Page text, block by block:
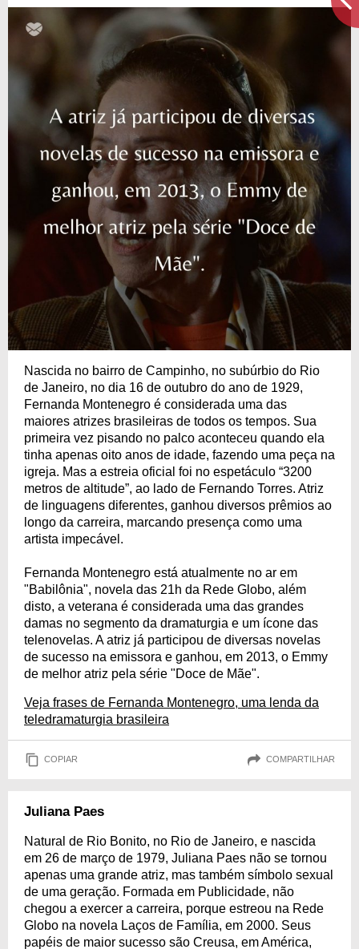
Nascida no bairro de Campinho, no subúrbio do Rio
de Janeiro, no dia 16 de outubro do ano de 1929,
Fernanda Montenegro é considerada uma das
maiores atrizes brasileiras de todos os tempos. Sua
primeira vez pisando no palco aconteceu quando ela
tinha apenas oito anos de idade, fazendo uma peça na
igreja. Mas a estreia oficial foi no espetáculo “3200
metros de altitude”, ao lado de Fernando Torres. Atriz
de linguagens diferentes, ganhou diversos prêmios ao
longo da carreira, marcando presença como uma
artista impecável.
Fernanda Montenegro está atualmente no ar em
"Babilônia", novela das 21h da Rede Globo, além
disto, a veterana é considerada uma das grandes
damas no segmento da dramaturgia e um ícone das
telenovelas. A atriz já participou de diversas novelas
de sucesso na emissora e ganhou, em 2013, o Emmy
de melhor atriz pela série "Doce de Mãe".
Veja frases de Fernanda Montenegro, uma lenda da
teledramaturgia brasileira
COPIAR COMPARTILHAR
Juliana Paes
Natural de Rio Bonito, no Rio de Janeiro, e nascida
em 26 de março de 1979, Juliana Paes não se tornou
apenas uma grande atriz, mas também símbolo sexual
de uma geração. Formada em Publicidade, não
chegou a exercer a carreira, porque estreou na Rede
Globo na novela Laços de Família, em 2000. Seus
papéis de maior sucesso são Creusa, em América,